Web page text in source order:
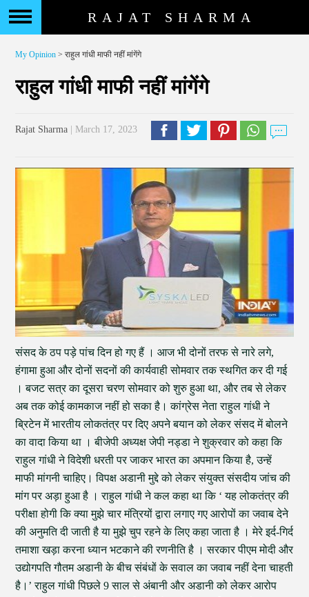
RAJAT SHARMA
My Opinion > राहुल गांधी माफी नहीं मांगेंगे
राहुल गांधी माफी नहीं मांगेंगे
Rajat Sharma | March 17, 2023
संसद के ठप पड़े पांच दिन हो गए हैं । आज भी दोनों तरफ से नारे लगे,
हंगामा हुआ और दोनों सदनों की कार्यवाही सोमवार तक स्थगित कर दी गई
। बजट सत्र का दूसरा चरण सोमवार को शुरु हुआ था, और तब से लेकर
अब तक कोई कामकाज नहीं हो सका है। कांग्रेस नेता राहुल गांधी ने
ब्रिटेन में भारतीय लोकतंत्र पर दिए अपने बयान को लेकर संसद में बोलने
का वादा किया था । बीजेपी अध्यक्ष जेपी नड्डा ने शुक्रवार को कहा कि
राहुल गांधी ने विदेशी धरती पर जाकर भारत का अपमान किया है, उन्हें
माफी मांगनी चाहिए। विपक्ष अडानी मुद्दे को लेकर संयुक्त संसदीय जांच की
मांग पर अड़ा हुआ है । राहुल गांधी ने कल कहा था कि ‘ यह लोकतंत्र की
परीक्षा होगी कि क्या मुझे चार मंत्रियों द्वारा लगाए गए आरोपों का जवाब देने
की अनुमति दी जाती है या मुझे चुप रहने के लिए कहा जाता है । मेरे इर्द-गिर्द
तमाशा खड़ा करना ध्यान भटकाने की रणनीति है । सरकार पीएम मोदी और
उद्योगपति गौतम अडानी के बीच संबंधों के सवाल का जवाब नहीं देना चाहती
है।’ राहुल गांधी पिछले 9 साल से अंबानी और अडानी को लेकर आरोप